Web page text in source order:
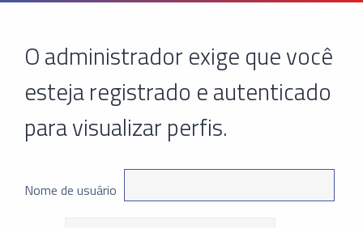
O administrador exige que você
esteja registrado e autenticado
para visualizar perfis.
Nome de usuário